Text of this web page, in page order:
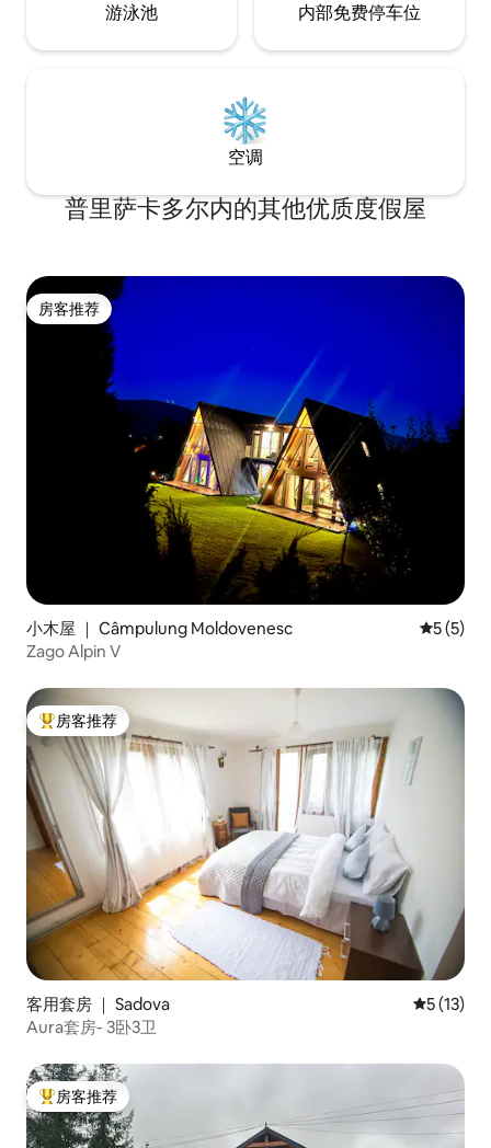
游泳池 内部免费停车位
空调
普里萨卡多尔内的其他优质度假屋
房客推荐
房客推荐
小木屋 ｜ Câmpulung Moldovenesc 平均评分
5 (5)
Zago Alpin V
热门「房客推荐」
房客推荐
客用套房 ｜ Sadova 平均评分
5 (13)
Aura套房- 3卧3卫
热门「房客推荐」
房客推荐